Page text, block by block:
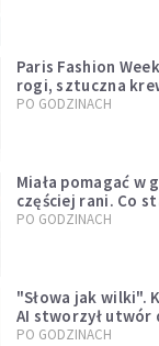
Paris Fashion
rogi, sztuczna
mody czy
PO GODZINACH
Miała pomagać w
częściej rani. Co
Tatromaniakami?
PO GODZINACH
"Słowa jak wilki".
AI stworzył utwór
którzy
PO GODZINACH